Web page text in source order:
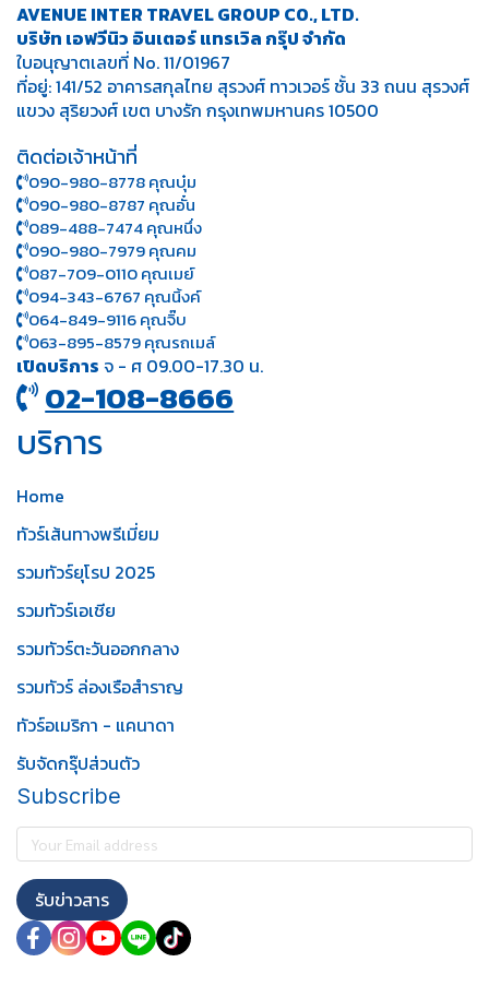
AVENUE INTER TRAVEL GROUP CO., LTD.
บริษัท เอฟวีนิว อินเตอร์ แทรเวิล กรุ๊ป จำกัด
ใบอนุญาตเลขที่ No. 11/01967
ที่อยู่: 141/52 อาคารสกุลไทย สุรวงศ์ ทาวเวอร์ ชั้น 33 ถนน สุรวงศ์
แขวง สุริยวงศ์ เขต บางรัก กรุงเทพมหานคร 10500
ติดต่อเจ้าหน้าที่
090-980-8778 คุณบุ๋ม
090-980-8787 คุณอั๋น
089-488-7474 คุณหนึ่ง
090-980-7979 คุณคม
087-709-0110 คุณเมย์
094-343-6767 คุณนิ้งค์
064-849-9116 คุณจิ๊บ
063-895-8 579คุณรถเมล์
เปิดบริการ จ - ศ 09.00-17.30 น.
02-108-8666
บริการ
Home
ทัวร์เส้นทางพรีเมี่ยม
รวมทัวร์ยุโรป 2025
รวมทัวร์เอเชีย
รวมทัวร์ตะวันออกกลาง
รวมทัวร์ ล่องเรือสำราญ
ทัวร์อเมริกา - แคนาดา
รับจัดกรุ๊ปส่วนตัว
Subscribe
รับข่าวสาร